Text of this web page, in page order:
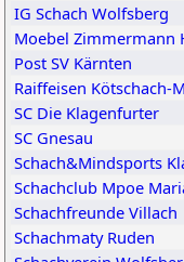
IG Schach Wolfsberg
Moebel Zimmermann
Post SV Kärnten
Raiffeisen Kötschach-
SC Die Klagenfurter
SC Gnesau
Schach&Mindsports
Schachclub Mpoe
Schachfreunde Villach
Schachmaty Ruden